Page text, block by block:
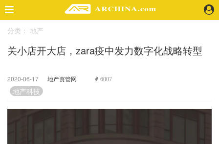
精选案例
建 筑
室 内
视 频
分类： 地产
关小店开大店，zara疫中发力数字化战略转型
2020-06-17 地产资管网 6007
地产科技